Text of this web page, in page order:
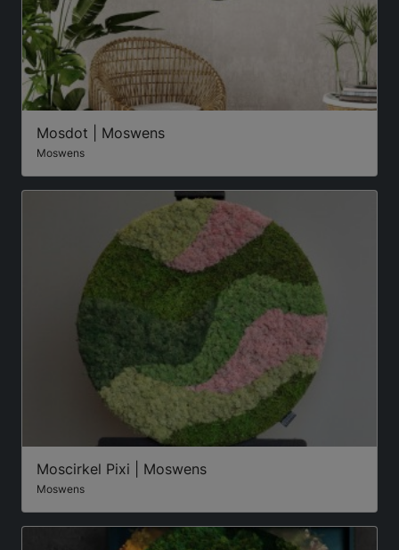
Mosdot | Moswens
Moswens
Moscirkel Pixi | Moswens
Moswens